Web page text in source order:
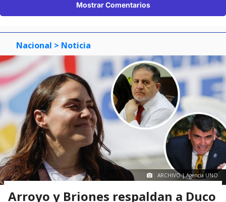
Mostrar Comentarios
Nacional > Noticia
ARCHIVO | Agencia UNO
Arroyo y Briones respaldan a Duco